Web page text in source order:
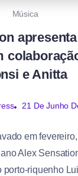
Música
e Anitta
21 De Junho
em
Alex
porto-riquenho